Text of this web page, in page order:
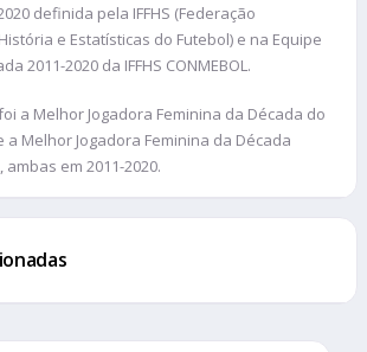
definida pela IFFHS (Federação
e Estatísticas do Futebol) e na Equipe
2011-2020 da IFFHS CONMEBOL.
a Melhor Jogadora Feminina da Década do
a Melhor Jogadora Feminina da Década
ambas em 2011-2020.